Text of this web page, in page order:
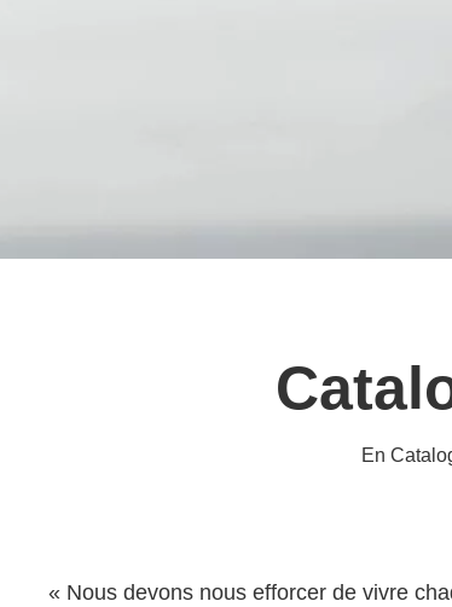
En
« Nous devons nous efforcer de vivre